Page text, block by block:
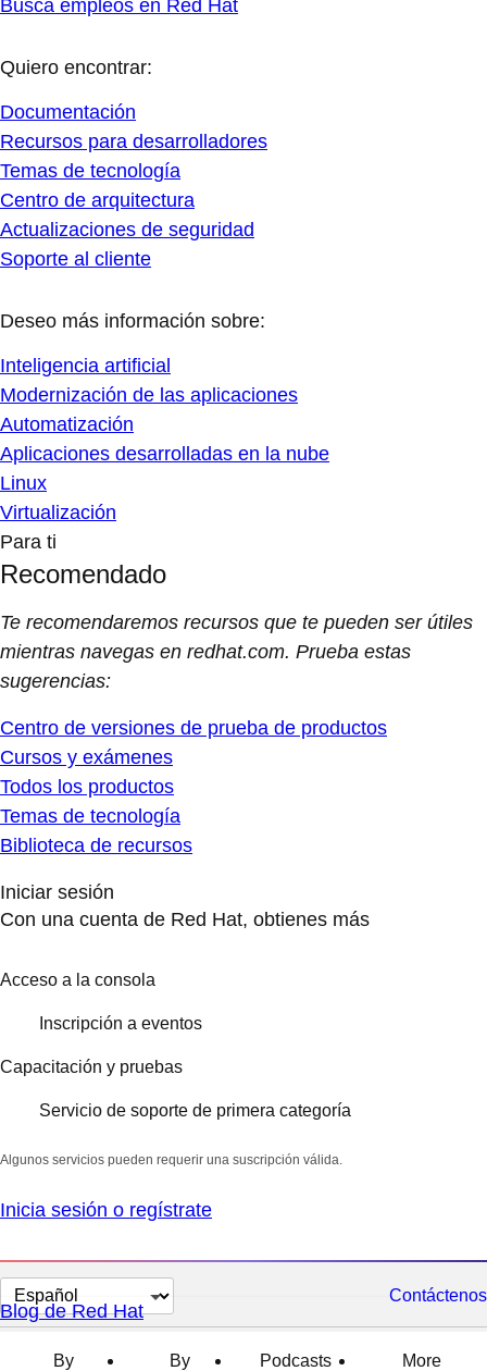
Busca empleos en Red Hat
Quiero encontrar:
Documentación
Recursos para desarrolladores
Temas de tecnología
Centro de arquitectura
Actualizaciones de seguridad
Soporte al cliente
Deseo más información sobre:
Inteligencia artificial
Modernización de las aplicaciones
Automatización
Aplicaciones desarrolladas en la nube
Linux
Virtualización
Para ti
Recomendado
Te recomendaremos recursos que te pueden ser útiles
mientras navegas en redhat.com. Prueba estas
sugerencias:
Centro de versiones de prueba de productos
Cursos y exámenes
Todos los productos
Temas de tecnología
Biblioteca de recursos
Iniciar sesión
Con una cuenta de Red Hat, obtienes más
Acceso a la consola
Inscripción a eventos
Capacitación y pruebas
Servicio de soporte de primera categoría
Algunos servicios pueden requerir una suscripción válida.
Inicia sesión o regístrate
Cambiar
el
idioma
Contáctenos
Blog de Red Hat
By
By
Podcasts
More